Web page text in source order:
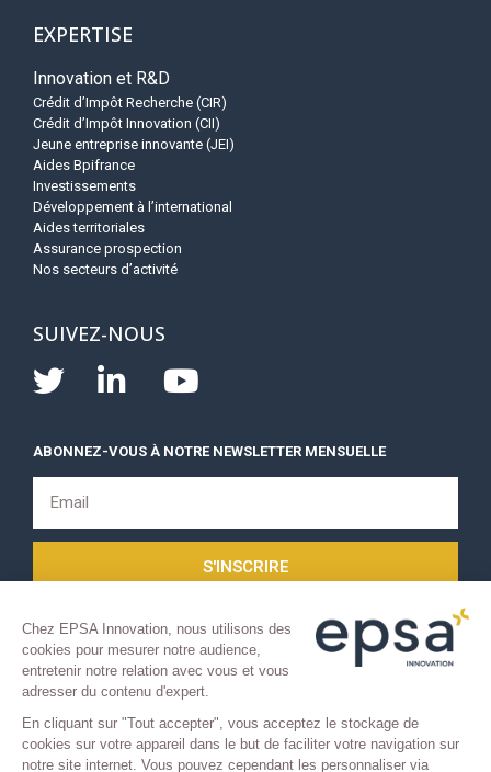
Chez EPSA Innovation, nous utilisons des
cookies pour mesurer notre audience,
entretenir notre relation avec vous et vous
adresser du contenu d'expert.
En cliquant sur "Tout accepter", vous acceptez le stockage de
cookies sur votre appareil dans le but de faciliter votre navigation sur
notre site internet. Vous pouvez cependant les personnaliser via
EXPERTISE
Innovation et R&D
Crédit d’Impôt Recherche (CIR)
Crédit d’Impôt Innovation (CII)
Jeune entreprise innovante (JEI)
Aides Bpifrance
Investissements
Développement à l’international
Aides territoriales
Assurance prospection
Nos secteurs d’activité
SUIVEZ-NOUS
ABONNEZ-VOUS À NOTRE NEWSLETTER MENSUELLE
S'INSCRIRE
COPYRIGHT 2021 © TOUS DROITS RÉSERVÉS.